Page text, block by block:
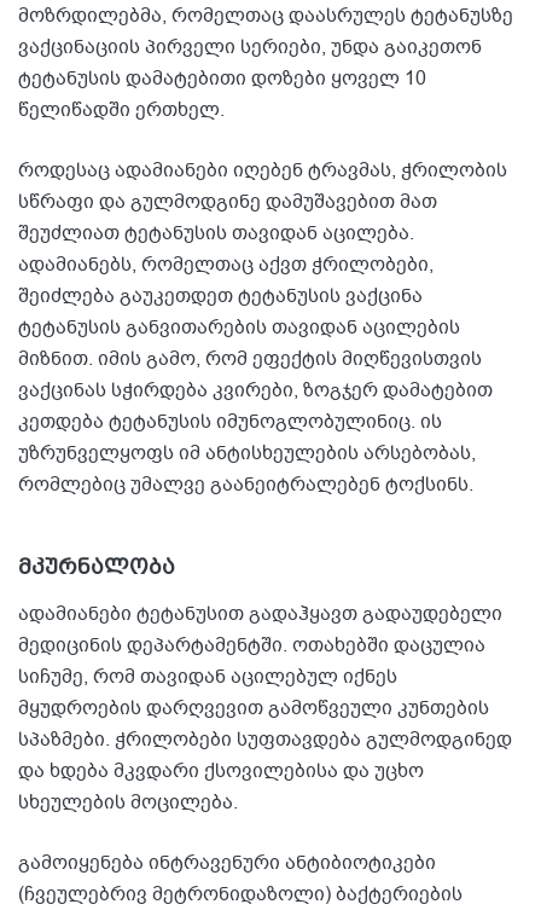
მოზრდილებმა, რომელთაც დაასრულეს ტეტანუსზე
ვაქცინაციის პირველი სერიები, უნდა გაიკეთონ
ტეტანუსის დამატებითი დოზები ყოველ 10
წელიწადში ერთხელ.
როდესაც ადამიანები იღებენ ტრავმას, ჭრილობის
სწრაფი და გულმოდგინე დამუშავებით მათ
შეუძლიათ ტეტანუსის თავიდან აცილება.
ადამიანებს, რომელთაც აქვთ ჭრილობები,
შეიძლება გაუკეთდეთ ტეტანუსის ვაქცინა
ტეტანუსის განვითარების თავიდან აცილების
მიზნით. იმის გამო, რომ ეფექტის მიღწევისთვის
ვაქცინას სჭირდება კვირები, ზოგჯერ დამატებით
კეთდება ტეტანუსის იმუნოგლობულინიც. ის
უზრუნველყოფს იმ ანტისხეულების არსებობას,
რომლებიც უმალვე გაანეიტრალებენ ტოქსინს.
მკურნალობა
ადამიანები ტეტანუსით გადაჰყავთ გადაუდებელი
მედიცინის დეპარტამენტში. ოთახებში დაცულია
სიჩუმე, რომ თავიდან აცილებულ იქნეს
მყუდროების დარღვევით გამოწვეული კუნთების
სპაზმები. ჭრილობები სუფთავდება გულმოდგინედ
და ხდება მკვდარი ქსოვილებისა და უცხო
სხეულების მოცილება.
გამოიყენება ინტრავენური ანტიბიოტიკები
(ჩვეულებრივ მეტრონიდაზოლი) ბაქტერიების